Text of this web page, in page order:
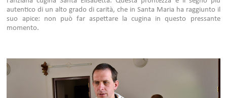
autentico di un alto grado di carità, che in Santa Maria ha raggiunto il
suo apice: non può far aspettare la cugina in questo pressante
momento.